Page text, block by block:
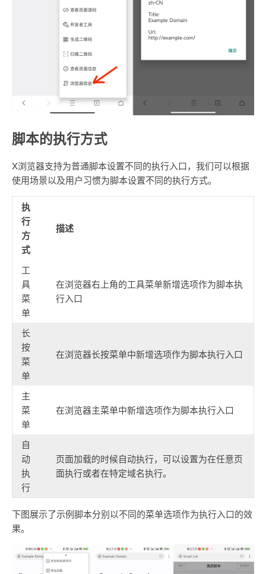
脚本的执行方式
X浏览器支持为普通脚本设置不同的执行入口，我们可以根据
使用场景以及用户习惯为脚本设置不同的执行方式。
执
行
方
式
描述
工
具
菜
单
在浏览器右上角的工具菜单新增选项作为脚本执
行入口
长
按
菜
单
在浏览器长按菜单中新增选项作为脚本执行入口
主
菜
单
在浏览器主菜单中新增选项作为脚本执行入口
自
动
执
行
页面加载的时候自动执行，可以设置为在任意页
面执行或者在特定域名执行。
下图展示了示例脚本分别以不同的菜单选项作为执行入口的效
果。